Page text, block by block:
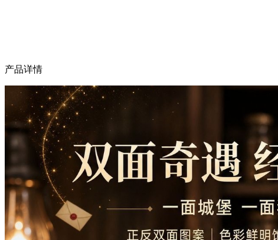
产品详情